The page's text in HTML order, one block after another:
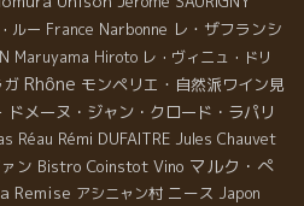
ルー France Narbonne レ・ザフランシ
Maruyama Hiroto レ・ヴィニュ・ドリ
ガ Rhône モンペリエ・自然派ワイン見
ドメーヌ・ジャン・クロード・ラパリ
Réau Rémi DUFAITRE Jules Chauvet
ン Bistro Coinstot Vino マルク・ぺ
Remise アシニャン村 ニース Japon